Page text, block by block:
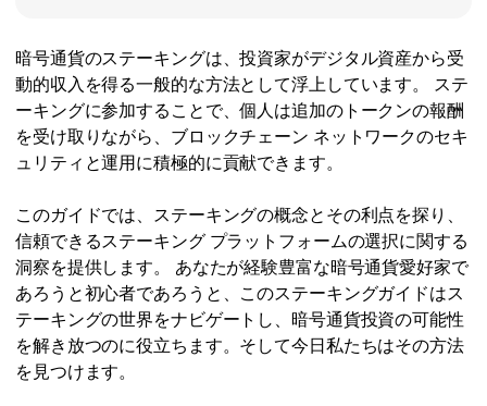
暗号通貨のステーキングは、投資家がデジタル資産から受
動的収入を得る一般的な方法として浮上しています。 ステ
ーキングに参加することで、個人は追加のトークンの報酬
を受け取りながら、ブロックチェーン ネットワークのセキ
ュリティと運用に積極的に貢献できます。
このガイドでは、ステーキングの概念とその利点を探り、
信頼できるステーキング プラットフォームの選択に関する
洞察を提供します。 あなたが経験豊富な暗号通貨愛好家で
あろうと初心者であろうと、このステーキングガイドはス
テーキングの世界をナビゲートし、暗号通貨投資の可能性
を解き放つのに役立ちます。そして今日私たちはその方法
を見つけます。